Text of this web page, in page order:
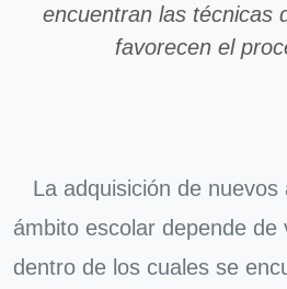
encuentran las técnicas
favorecen el
La adquisición de nuevos
ámbito escolar depende de
dentro de los cuales se